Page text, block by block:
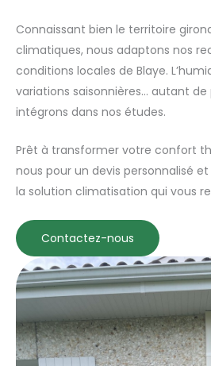
Connaissant bien le territoire
climatiques, nous adaptons nos
conditions locales de Blaye.
variations saisonnières… autant
intégrons dans nos études.
Prêt à transformer votre confort
nous pour un devis personnalisé
la solution climatisation qui vous
Contactez-nous